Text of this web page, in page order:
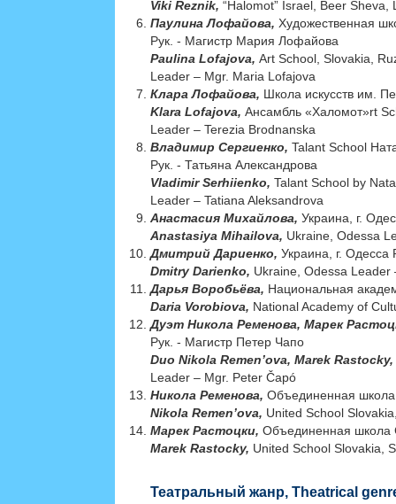
Viki Reznik, “Halomot” Israel, Beer
Паулина Лофайова, Художественная
Рук. - Магистр Мария Лофайова
Paulina Lofajova, Art School, Slovakia,
Leader – Mgr. Maria Lofajova
Клара Лофайова, Школа искусств им.
Klara Lofajovа, Aнсамбль «Халомот»rt
Leader – Terezia Brodnanska
Владимир Сергиенко, Talant School
Рук. - Татьяна Александрова
Vladimir Serhiienko, Talant School by
Leader – Tatiana Aleksandrova
Анастасия Михайлова, Украина, г.
Anastasiya Mihailova, Ukraine, Odessa
Дмитрий Дариенко, Украина, г. Одесса
Dmitry Darienko, Ukraine, Odessa Leader
Дарья Воробьёва, Национальная
Daria Vorobiova, National Academy of
Дуэт Никола Ременова, Марек
Рук. - Магистр Петер Чапо
Duo Nikola Remen’ova, Marek Rastocky,
Leader – Mgr. Peter Čapó
Никола Ременова, Объединенная школа
Nikola Remen’ova, United School
Марек Растоцки, Объединенная школа
Marek Rastocky, United School Slovakia,
Театральный жанр, Theatrical